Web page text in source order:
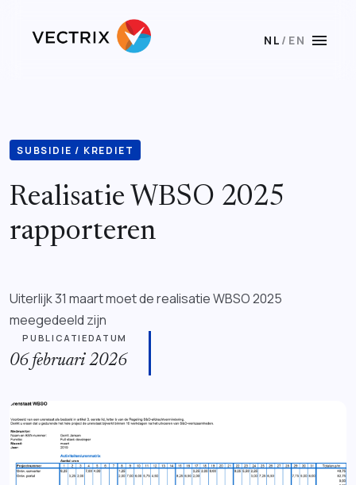
NL / EN menu
SUBSIDIE / KREDIET
Realisatie WBSO 2025
rapporteren
Uiterlijk 31 maart moet de realisatie WBSO 2025
meegedeeld zijn
PUBLICATIEDATUM
06 februari 2026